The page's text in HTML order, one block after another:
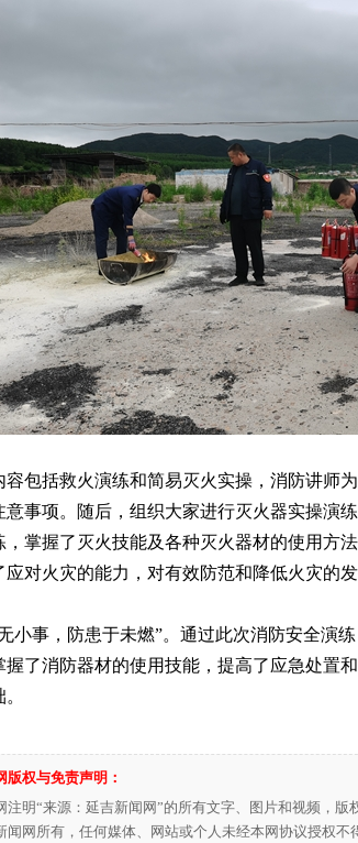
括救火演练和简易灭火实操，消防讲师为
意事项。随后，组织大家进行灭火器实操演
，掌握了灭火技能及各种灭火器材的使用方
应对火灾的能力，对有效防范和降低火灾的
事，防患于未燃”。通过此次消防安全演练
握了消防器材的使用技能，提高了应急处置
版权与免责声明：
注明“来源：延吉新闻网”的所有文字、图片和视频，版
闻网所有，任何媒体、网站或个人未经本网协议授权不